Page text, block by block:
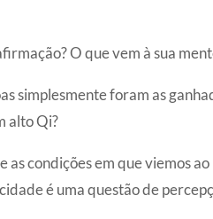
O que vem à sua
simplesmente foram as
alto Qi?
as condições em que viemos
é uma questão de